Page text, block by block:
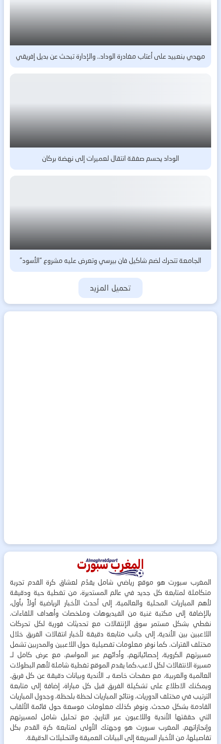
مهدي بنعبيد على أعتاب مغادرة الوداد.. والإدارة تبحث عن بديل إفريقي
الوداد يحسم صفقة انتقال لعميرات إلى نهضة بركان
الجامعة تتحرك لضم شاكيل فان بيرسي وتعرض عليه مشروع “الأسود”
تحميل المزيد
المغرب سبورت هو موقع رياضي شامل يقدّم لعشاق كرة القدم تجربة
متكاملة لمتابعة كل جديد في عالم المستديرة، من تغطية حية ودقيقة
لأهم المباريات المحلية والعالمية، إلى أحدث الأخبار الرياضية أولاً بأول،
بالإضافة إلى مكتبة غنية من الفيديوهات وملخصات وأهداف اللقاءات.
نغطي بشكل مستمر سوق الإنتقالات مع تحديثات فورية لكل تحركات
اللاعبين بين الأندية، إلى جانب متابعة دقيقة لأخبار انتقالات الفريق خلال
مختلف الفترات. كما نوفر معلومات تفصيلية حول اللاعبين والمدربين تشمل
مسيرتهم الكروية، إحصائياتهم، وأدائهم عبر المواسم، مع عرض كامل لـ
مسيرة الانتقالات لكل لاعب.كما يقدم الموقع تغطية شاملة لأهم البطولات
العالمية والعربية، مع صفحات خاصة بـ الأندية وبيانات دقيقة عن كل فريق.
ويمكنك الاطلاع على تشكيلة الفريق قبل كل مباراة، إضافة إلى متابعة
الترتيب في مختلف الدوريات، ونتائج المباريات لحظة بلحظة، وجدول المباريات
القادمة بشكل محدث. ونوفر كذلك معلومات موسعة حول قائمة الألقاب
التي حققتها الأندية واللاعبون عبر التاريخ، مع تحليل شامل لمسيرتهم
وإنجازاتهم. المغرب سبورت هو وجهتك الأولى لمتابعة كرة القدم بكل
تفاصيلها، من الأخبار السريعة إلى البيانات العميقة والتحليلات الدقيقة.